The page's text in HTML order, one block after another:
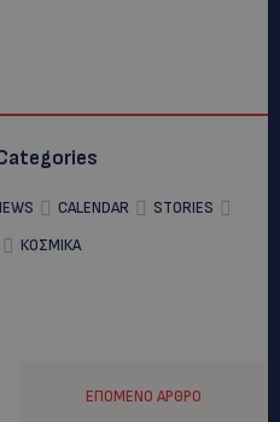
CALENDAR
STORIES
ΚΟΣΜΙΚΑ
ΕΠΌΜΕΝΟ ΆΡΘΡΟ